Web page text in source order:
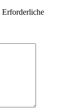
Erforderliche